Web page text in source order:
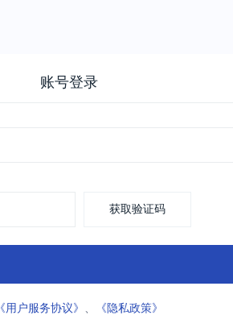
账号登录
获取验证码
《用户服务协议》 、 《隐私政策》